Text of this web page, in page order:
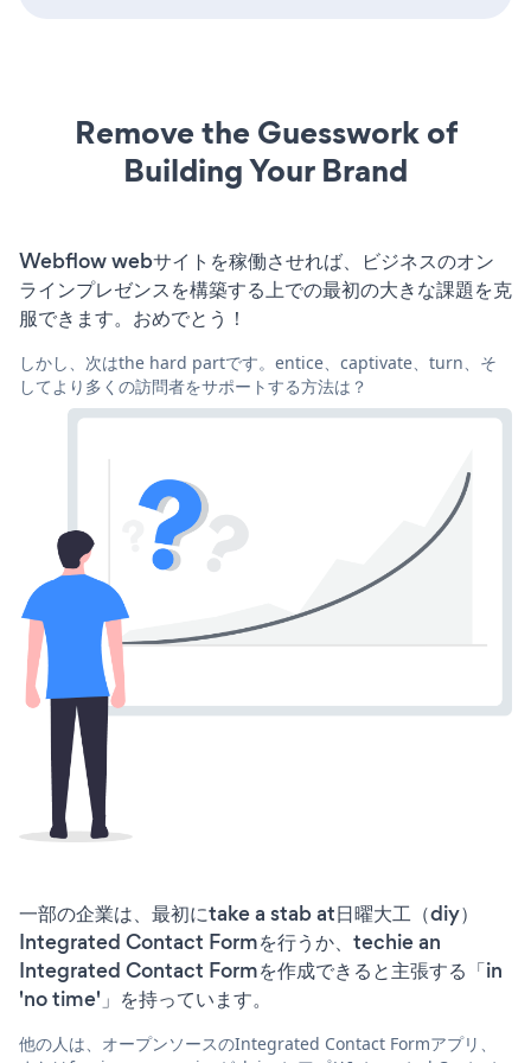
Remove the Guesswork of
Building Your Brand
Webflow webサイトを稼働させれば、ビジネスのオン
ラインプレゼンスを構築する上での最初の大きな課題を克
服できます。おめでとう！
しかし、次はthe hard partです。entice、captivate、turn、そ
してより多くの訪問者をサポートする方法は？
一部の企業は、最初にtake a stab at日曜大工（diy）
Integrated Contact Formを行うか、techie an
Integrated Contact Formを作成できると主張する「in
'no time'」を持っています。
他の人は、オープンソースのIntegrated Contact Formアプリ、